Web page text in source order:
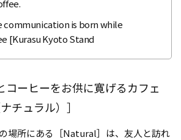
communication is born while
[Kurasu Kyoto Stand
コーヒーをお供に寛げるカフェ
チュラル）］
場所にある［Natural］は、友人と訪れ